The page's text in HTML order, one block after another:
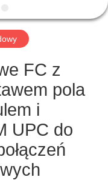
FC z
pola
i
UPC do